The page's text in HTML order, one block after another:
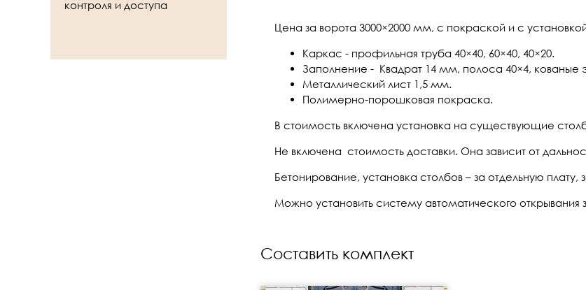
Цена за ворота 3000×2000 мм, с покраской и с
Каркас - профильная труба 40×40, 60×40, 40×20.
Заполнение - Квадрат 14 мм, полоса 40×4, кованые
Металлический лист 1,5 мм.
Полимерно-порошковая покраска.
В стоимость включена установка на существующие
Не включена стоимость доставки. Она зависит от
Бетонирование, установка столбов – за отдельную плату,
Можно установить систему автоматического открывания
Составить комплект
контроля и доступа